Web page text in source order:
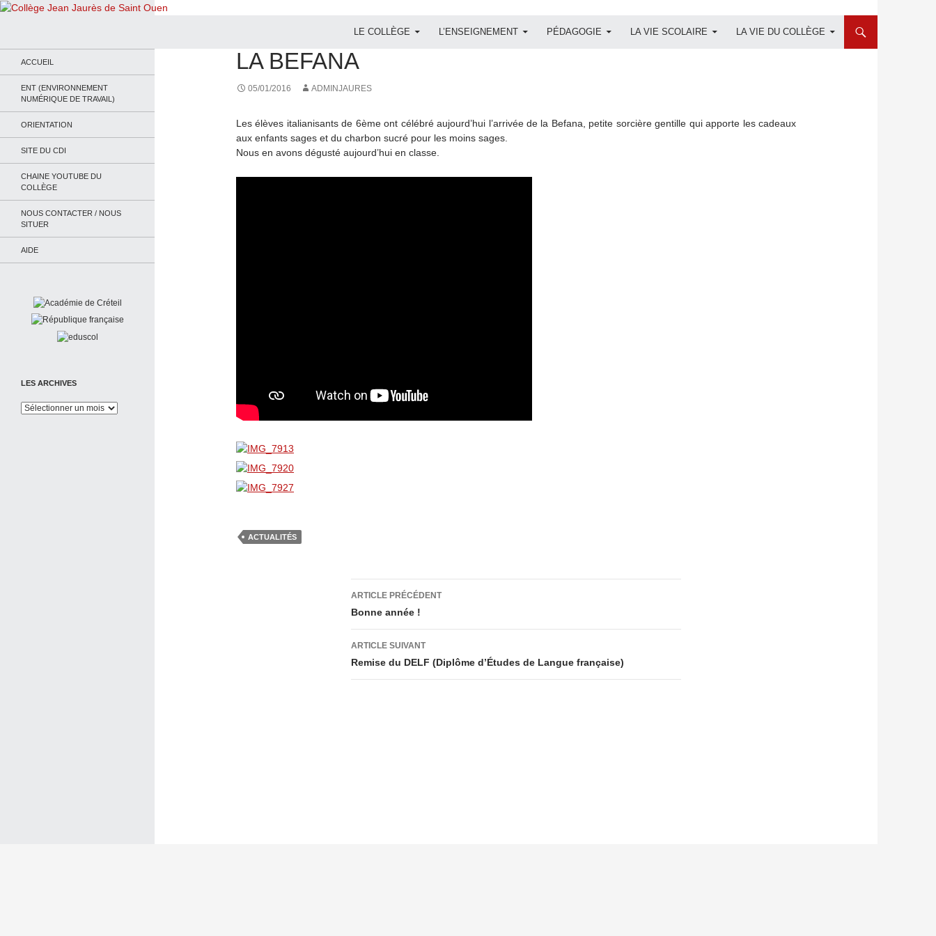
LE COLLÈGE L’ENSEIGNEMENT PÉDAGOGIE LA VIE SCOLAIRE LA VIE DU COLLÈGE
LA BEFANA
05/01/2016 ADMINJAURES
Les élèves italianisants de 6ème ont célébré aujourd’hui l’arrivée de la Befana, petite sorcière gentille qui apporte les cadeaux
aux enfants sages et du charbon sucré pour les moins sages.
Nous en avons dégusté aujourd’hui en classe.
ACTUALITÉS
Navigation
des
articles
ARTICLE PRÉCÉDENT
Bonne année !
ARTICLE SUIVANT
Remise du DELF (Diplôme d’Études de Langue française)
ACCUEIL
ENT (ENVIRONNEMENT
NUMÉRIQUE DE TRAVAIL)
ORIENTATION
SITE DU CDI
CHAINE YOUTUBE DU
COLLÈGE
NOUS CONTACTER / NOUS
SITUER
AIDE
LES ARCHIVES
Les